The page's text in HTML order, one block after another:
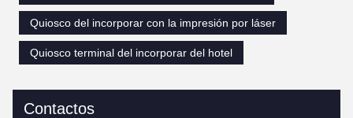
Quiosco del incorporar con la impresión por láser
Quiosco terminal del incorporar del hotel
Contactos